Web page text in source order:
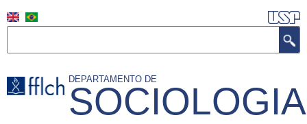
para
principal
DEPARTAMENTO DE
SOCIOLOGIA